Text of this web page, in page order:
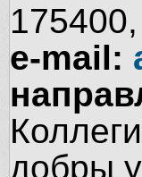
e-mail:
добры